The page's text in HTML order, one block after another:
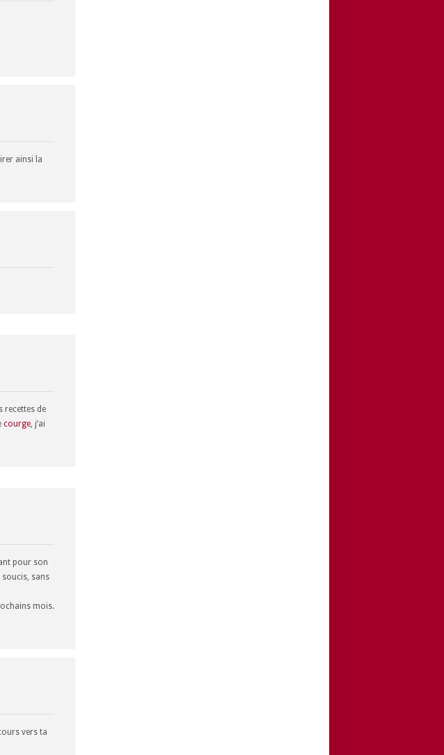
ainsi la
recettes de
courge, j’ai
pour son
soucis, sans
mois.
vers ta